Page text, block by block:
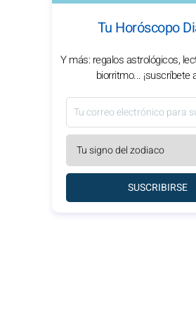
Tu Horóscopo
Y más: regalos astrológicos,
biorritmo... ¡suscríbete
SUSCRIBIRSE